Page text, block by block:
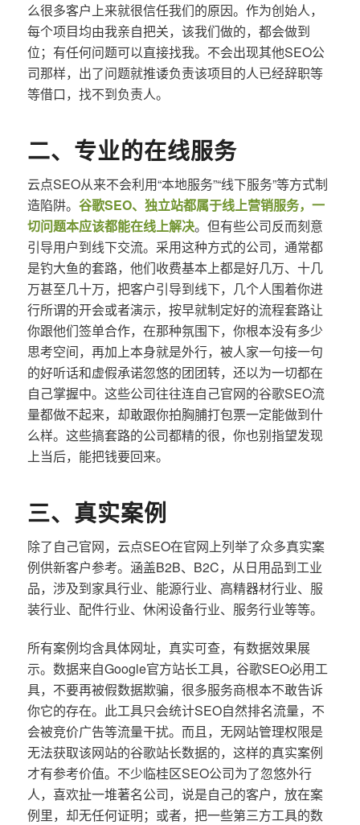
么很多客户上来就很信任我们的原因。作为创始人，
每个项目均由我亲自把关，该我们做的，都会做到
位；有任何问题可以直接找我。不会出现其他SEO公
司那样，出了问题就推诿负责该项目的人已经辞职等
等借口，找不到负责人。
二、专业的在线服务
云点SEO从来不会利用“本地服务”“线下服务”等方式制
造陷阱。 谷歌SEO、独立站都属于线上营销服务，一
切问题本应该都能在线上解决。但有些公司反而刻意
引导用户到线下交流。采用这种方式的公司，通常都
是钓大鱼的套路，他们收费基本上都是好几万、十几
万甚至几十万，把客户引导到线下，几个人围着你进
行所谓的开会或者演示，按早就制定好的流程套路让
你跟他们签单合作，在那种氛围下，你根本没有多少
思考空间，再加上本身就是外行，被人家一句接一句
的好听话和虚假承诺忽悠的团团转，还以为一切都在
自己掌握中。这些公司往往连自己官网的谷歌SEO流
量都做不起来，却敢跟你拍胸脯打包票一定能做到什
么样。这些搞套路的公司都精的很，你也别指望发现
上当后，能把钱要回来。
三、真实案例
除了自己官网，云点SEO在官网上列举了众多真实案
例供新客户参考。涵盖B2B、B2C，从日用品到工业
品，涉及到家具行业、能源行业、高精器材行业、服
装行业、配件行业、休闲设备行业、服务行业等等。
所有案例均含具体网址，真实可查，有数据效果展
示。数据来自Google官方站长工具，谷歌SEO必用工
具，不要再被假数据欺骗，很多服务商根本不敢告诉
你它的存在。此工具只会统计SEO自然排名流量，不
会被竞价广告等流量干扰。而且，无网站管理权限是
无法获取该网站的谷歌站长数据的，这样的真实案例
才有参考价值。不少临桂区SEO公司为了忽悠外行
人，喜欢扯一堆著名公司，说是自己的客户，放在案
例里，却无任何证明；或者，把一些第三方工具的数